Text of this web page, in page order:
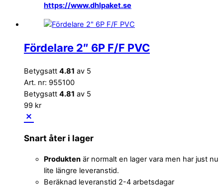
https://www.dhlpaket.se
Fördelare 2″ 6P F/F PVC
Betygsatt 4.81 av 5
Art. nr: 955100
Betygsatt 4.81 av 5
99 kr
Snart åter i lager
Produkten är normalt en lager vara men har just nu
lite längre leveranstid.
Beräknad leveranstid 2-4 arbetsdagar